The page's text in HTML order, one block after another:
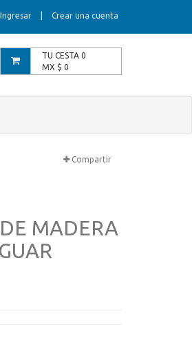
Ingresar Crear una cuenta
TU CESTA 0
MX $ 0
Compartir
MADERA